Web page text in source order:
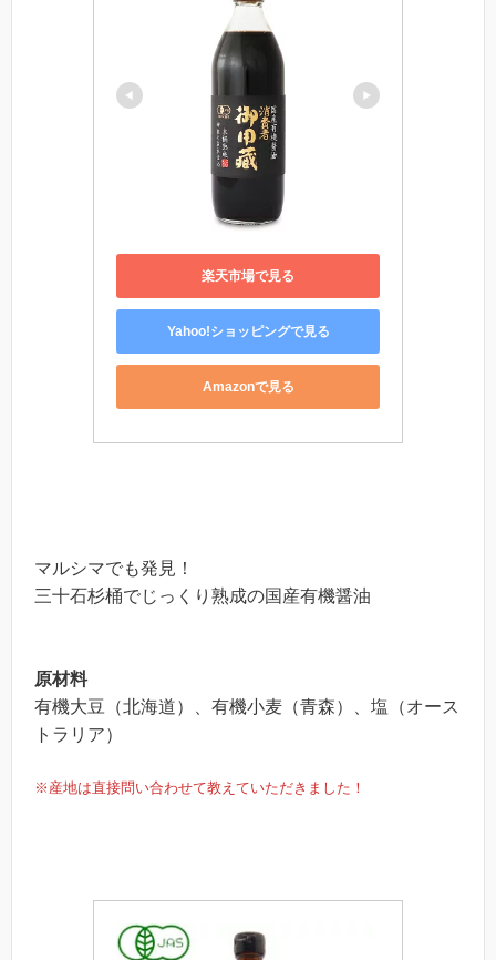
楽天市場で見る
Yahoo!ショッピングで見る
Amazonで見る
マルシマでも発見！
三十石杉桶でじっくり熟成の国産有機醤油
原材料
有機大豆（北海道）、有機小麦（青森）、塩（オース
トラリア）
※産地は直接問い合わせて教えていただきました！